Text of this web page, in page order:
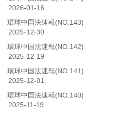
2026-01-16
環球中国法速報(NO.143)
2025-12-30
環球中国法速報(NO.142)
2025-12-19
環球中国法速報(NO.141)
2025-12-01
環球中国法速報(NO.140)
2025-11-19